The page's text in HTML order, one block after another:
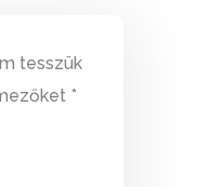
tesszük
*